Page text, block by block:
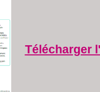
Télécharger